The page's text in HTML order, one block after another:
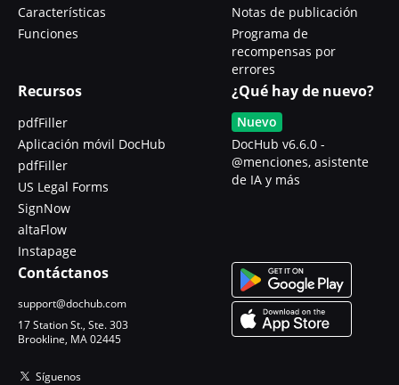
Características
Funciones
Notas de publicación
Programa de
recompensas por
errores
Recursos
pdfFiller
Aplicación móvil DocHub
pdfFiller
US Legal Forms
SignNow
altaFlow
Instapage
¿Qué hay de nuevo?
Nuevo
DocHub v6.6.0 -
@menciones, asistente
de IA y más
Contáctanos
support@dochub.com
17 Station St., Ste. 303
Brookline, MA 02445
Síguenos